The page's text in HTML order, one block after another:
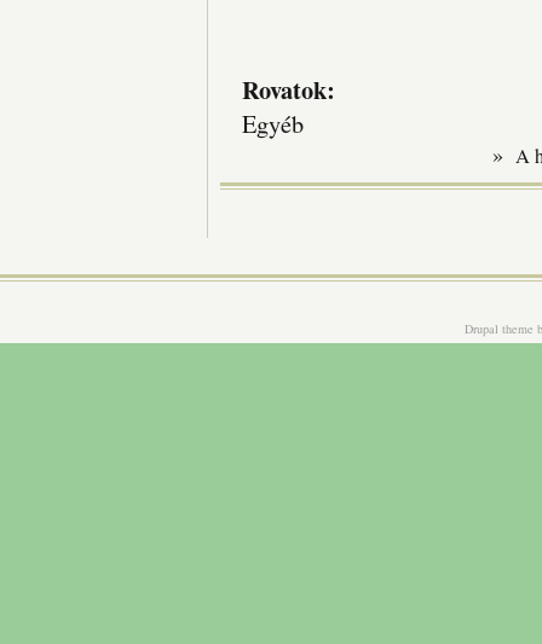
Rovatok:
Egyéb
» A
Drupal theme